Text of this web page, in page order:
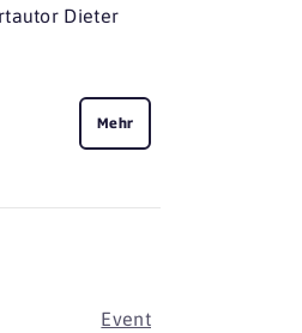
Dieter
Mehr
Event